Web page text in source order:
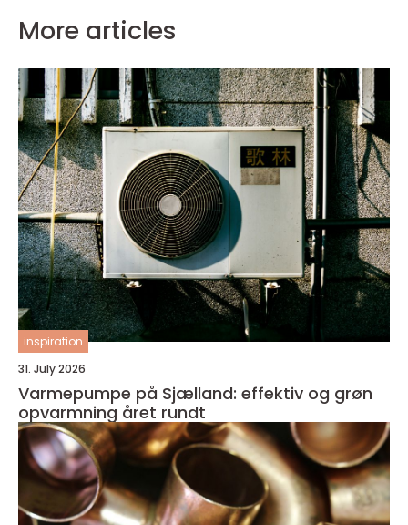
More articles
inspiration
31. July 2026
Varmepumpe på Sjælland: effektiv og grøn
opvarmning året rundt